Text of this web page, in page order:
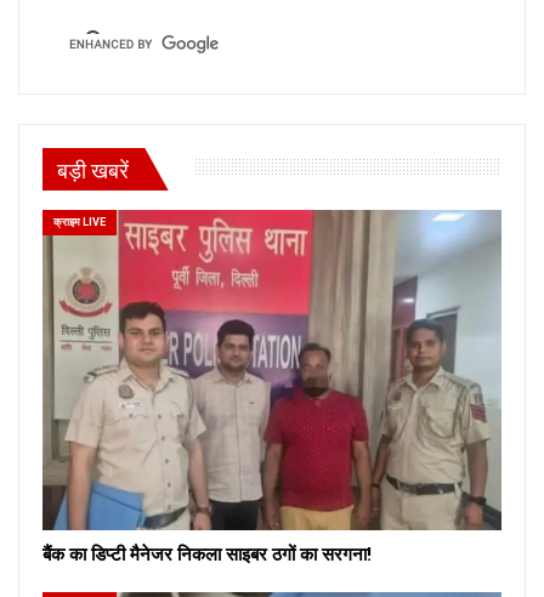
बड़ी खबरें
क्राइम LIVE
बैंक का डिप्टी मैनेजर निकला साइबर ठगों का सरगना!